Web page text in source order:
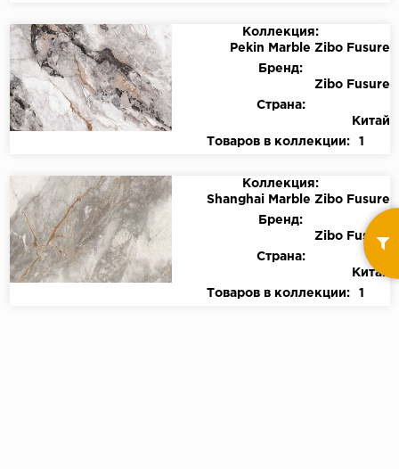
Коллекция:
Pekin Marble Zibo Fusure
Бренд:
Zibo Fusure
Страна:
Китай
Товаров в коллекции:
1
Коллекция:
Shanghai Marble Zibo Fusure
Бренд:
Zibo Fusure
Страна:
Китай
Товаров в коллекции:
1